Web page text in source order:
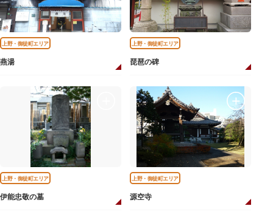
上野・御徒町エリア
燕湯
上野・御徒町エリア
琵琶の碑
上野・御徒町エリア
伊能忠敬の墓
上野・御徒町エリア
源空寺